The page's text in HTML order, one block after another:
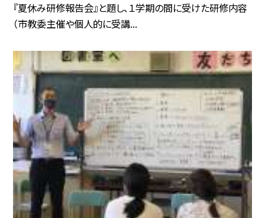
『夏休み研修報告会』と題し、１学期の間に受けた研修内容
（市教委主催や個人的に受講...